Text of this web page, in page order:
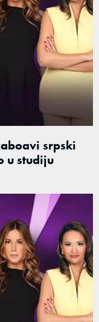
srpski
u studiju